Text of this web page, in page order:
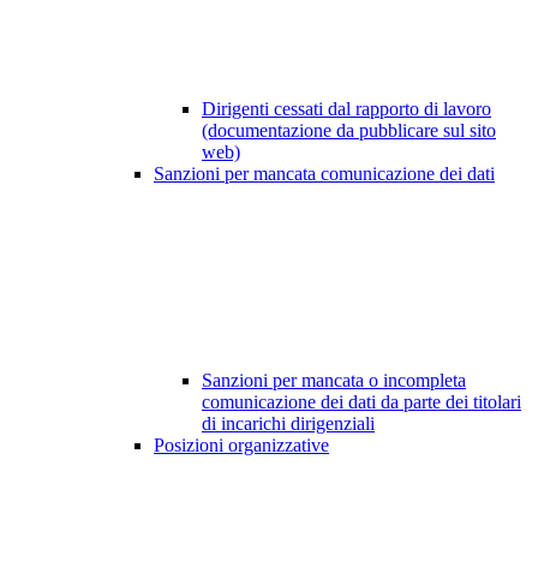
Dirigenti cessati dal rapporto di lavoro
(documentazione da pubblicare sul sito
web)
Sanzioni per mancata comunicazione dei dati
Sanzioni per mancata o incompleta
comunicazione dei dati da parte dei titolari
di incarichi dirigenziali
Posizioni organizzative